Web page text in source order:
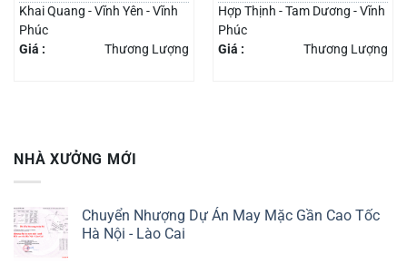
Khai Quang - Vĩnh Yên - Vĩnh
Phúc
Giá :
Thương Lượng
Hợp Thịnh - Tam Dương - Vĩnh
Phúc
Giá :
Thương Lượng
NHÀ XƯỞNG MỚI
Chuyển Nhượng Dự Án May Mặc Gần Cao Tốc
Hà Nội - Lào Cai